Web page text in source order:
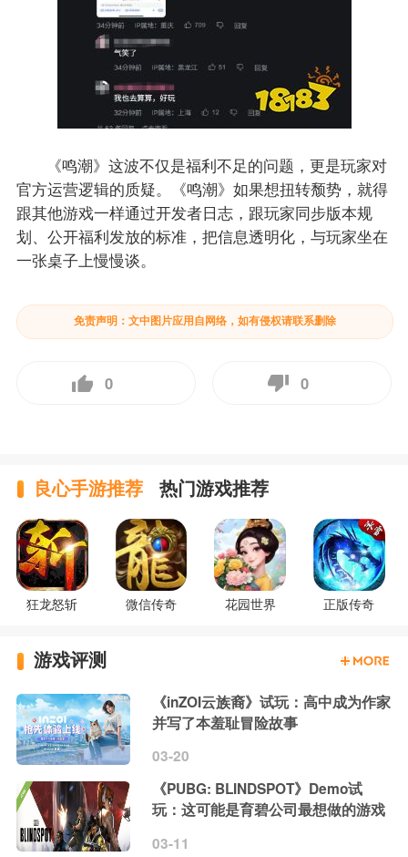
《鸣潮》这波不仅是福利不足的问题，更是玩家对
官方运营逻辑的质疑。《鸣潮》如果想扭转颓势，就得
跟其他游戏一样通过开发者日志，跟玩家同步版本规
划、公开福利发放的标准，把信息透明化，与玩家坐在
一张桌子上慢慢谈。
免责声明：文中图片应用自网络，如有侵权请联系删除
0 0
良心手游推荐 热门游戏推荐
狂龙怒斩 微信传奇 花园世界 正版传奇
游戏评测
《inZOI云族裔》试玩：高中成为作家
并写了本羞耻冒险故事
03-20
《PUBG: BLINDSPOT》Demo试
玩：这可能是育碧公司最想做的游戏
03-11